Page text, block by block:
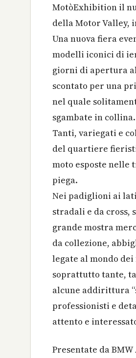
MotòExhibition il
della Motor Valley,
Una nuova fiera
modelli iconici di
giorni di apertura
scontato per una
nel quale
sgambate in collina.
Tanti, variegati e
del quartiere
moto esposte nelle
piega.
Nei padiglioni ai
stradali e da cross,
grande mostra
da collezione,
legate al mondo
soprattutto tante,
alcune addirittura
professionisti e
attento e
Presentate da